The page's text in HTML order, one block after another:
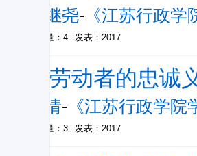
凌继尧- 《江苏行政学
被引量：4 发表：2017
论劳动者的忠诚
谭倩- 《江苏行政学院
被引量：3 发表：2017